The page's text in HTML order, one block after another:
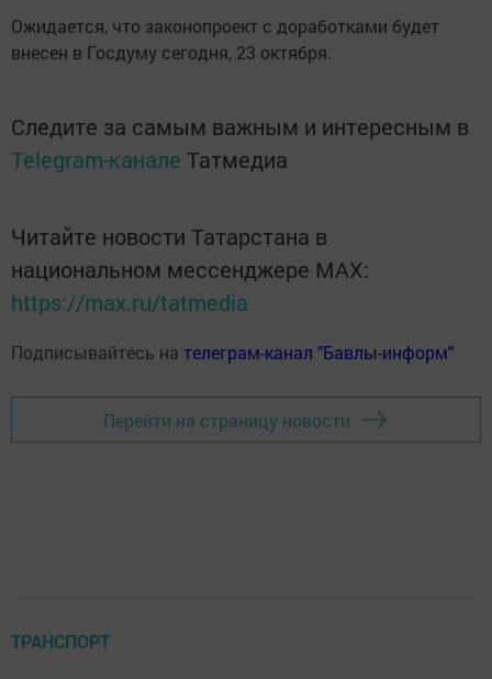
Ожидается, что законопроект с доработками будет
внесен в Госдуму сегодня, 23 октября.
Следите за самым важным и интересным в
Telegram-канале Татмедиа
Читайте новости Татарстана в
национальном мессенджере MАХ:
https://max.ru/tatmedia
Подписывайтесь на телеграм-канал "Бавлы-информ"
Перейти на страницу новости
ТРАНСПОРТ